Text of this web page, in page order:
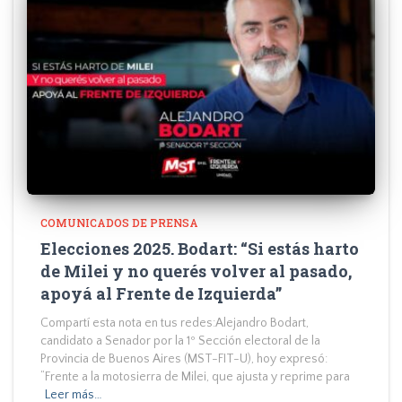
COMUNICADOS DE PRENSA
Elecciones 2025. Bodart: “Si estás harto
de Milei y no querés volver al pasado,
apoyá al Frente de Izquierda”
Compartí esta nota en tus redes:Alejandro Bodart,
candidato a Senador por la 1º Sección electoral de la
Provincia de Buenos Aires (MST-FIT-U), hoy expresó:
“Frente a la motosierra de Milei, que ajusta y reprime para
Leer más…